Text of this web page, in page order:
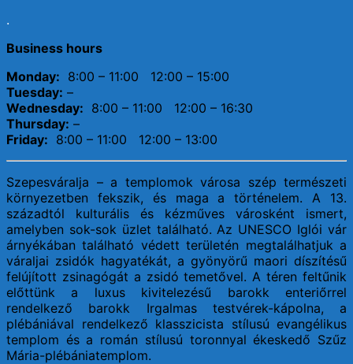
.
Business hours
Monday: 8:00 – 11:00 12:00 – 15:00
Tuesday: –
Wednesday: 8:00 – 11:00 12:00 – 16:30
Thursday: –
Friday: 8:00 – 11:00 12:00 – 13:00
Szepesváralja – a templomok városa szép természeti
környezetben fekszik, és maga a történelem. A 13.
századtól kulturális és kézműves városként ismert,
amelyben sok-sok üzlet található. Az UNESCO Iglói vár
árnyékában található védett területén megtalálhatjuk a
váraljai zsidók hagyatékát, a gyönyörű maori díszítésű
felújított zsinagógát a zsidó temetővel. A téren feltűnik
előttünk a luxus kivitelezésű barokk enteriőrrel
rendelkező barokk Irgalmas testvérek-kápolna, a
plébániával rendelkező klasszicista stílusú evangélikus
templom és a román stílusú toronnyal ékeskedő Szűz
Mária-plébániatemplom.